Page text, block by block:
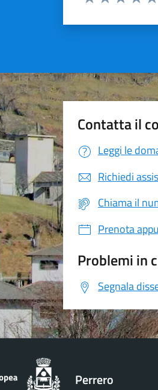
Contatta il
Leggi le
Richiedi
Chiama il
Prenota
Problemi in
Segnala
Perrero